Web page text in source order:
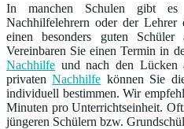
In manchen Schulen gibt
Nachhilfelehrern oder der Lehrer
einen besonders guten Schüler
Vereinbaren Sie einen Termin in
Nachhilfe und nach den Lücken
privatenNachhilfe können Sie
individuell bestimmen. Wir
Minuten pro Unterrichtseinheit.
jüngeren Schülern bzw.